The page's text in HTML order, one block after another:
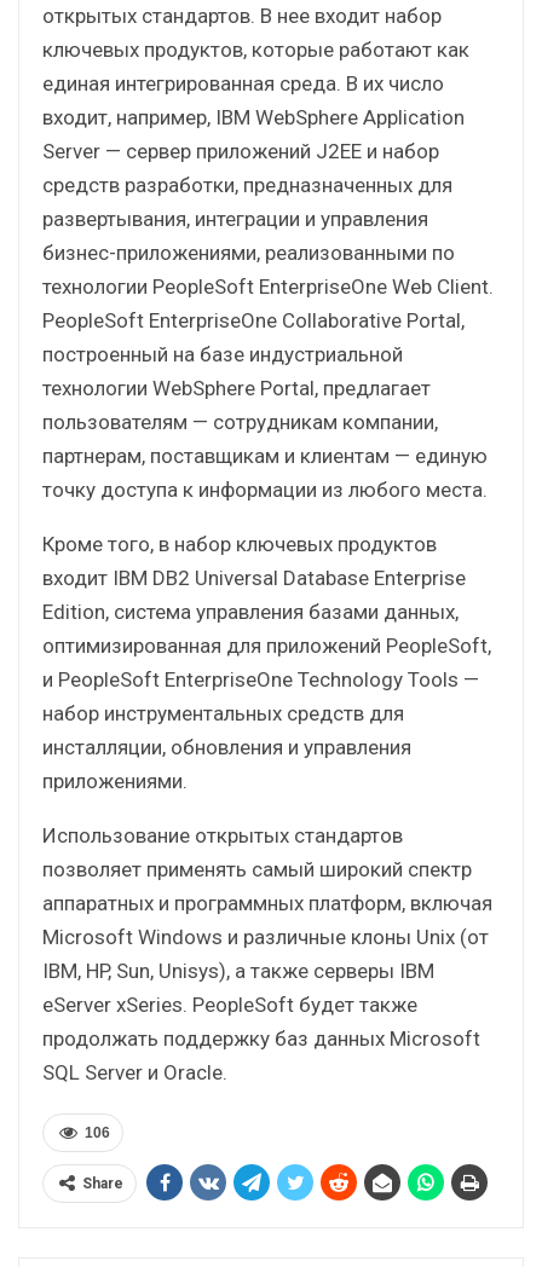
открытых стандартов. В нее входит набор
ключевых продуктов, которые работают как
единая интегрированная среда. В их число
входит, например, IBM WebSphere Application
Server — сервер приложений J2EE и набор
средств разработки, предназначенных для
развертывания, интеграции и управления
бизнес-приложениями, реализованными по
технологии PeopleSoft EnterpriseOne Web Client.
PeopleSoft EnterpriseOne Collaborative Portal,
построенный на базе индустриальной
технологии WebSphere Portal, предлагает
пользователям — сотрудникам компании,
партнерам, поставщикам и клиентам — единую
точку доступа к информации из любого места.
Кроме того, в набор ключевых продуктов
входит IBM DB2 Universal Database Enterprise
Edition, система управления базами данных,
оптимизированная для приложений PeopleSoft,
и PeopleSoft EnterpriseOne Technology Tools —
набор инструментальных средств для
инсталляции, обновления и управления
приложениями.
Использование открытых стандартов
позволяет применять самый широкий спектр
аппаратных и программных платформ, включая
Microsoft Windows и различные клоны Unix (от
IBM, HP, Sun, Unisys), а также серверы IBM
eServer xSeries. PeopleSoft будет также
продолжать поддержку баз данных Microsoft
SQL Server и Oracle.
106
Share